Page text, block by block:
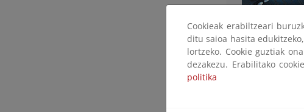
La maqueta del
Cookieak erabiltzeari
ditu saioa hasita
lortzeko. Cookie guztiak
dezakezu. Erabilitako
politika